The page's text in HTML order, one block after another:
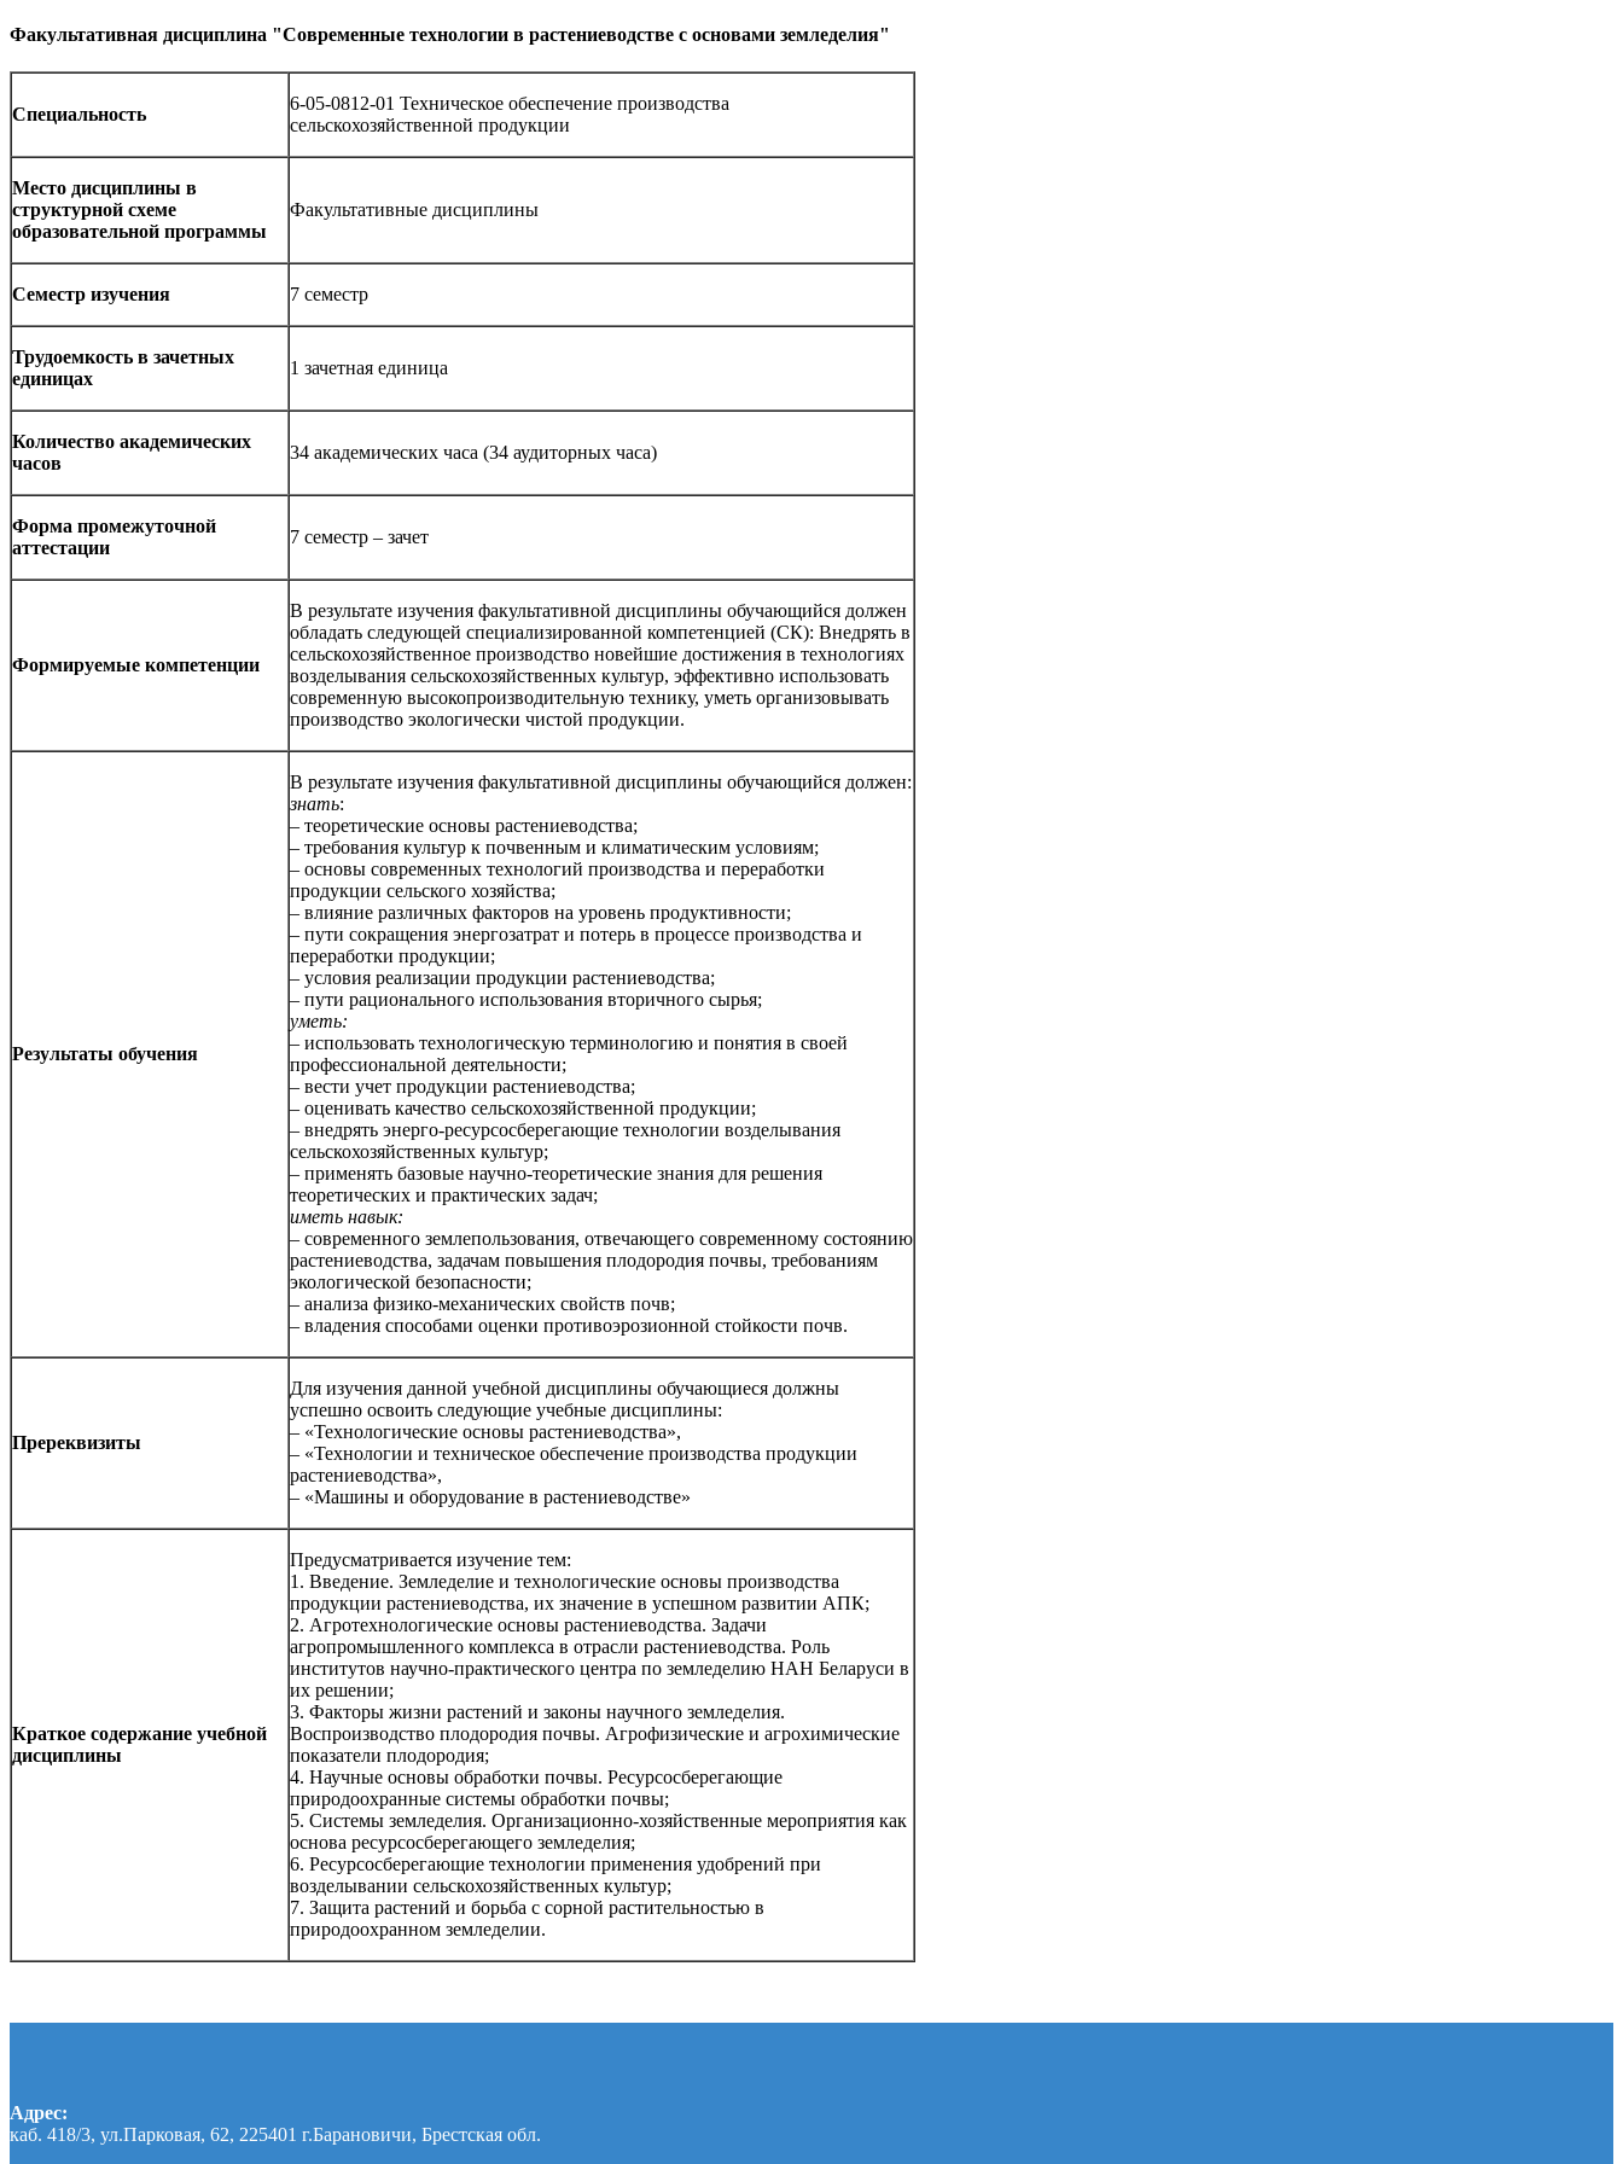
Факультативная дисциплина "Современные технологии в растениеводстве с основами земледелия"
Специальность
6-05-0812-01 Техническое обеспечение производства
сельскохозяйственной продукции
Место дисциплины в
структурной схеме
образовательной программы
Факультативные дисциплины
Семестр изучения 7 семестр
Трудоемкость в зачетных
единицах
1 зачетная единица
Количество академических
часов
34 академических часа (34 аудиторных часа)
Форма промежуточной
аттестации
7 семестр – зачет
Формируемые компетенции
В результате изучения факультативной дисциплины обучающийся должен
обладать следующей специализированной компетенцией (СК): Внедрять в
сельскохозяйственное производство новейшие достижения в технологиях
возделывания сельскохозяйственных культур, эффективно использовать
современную высокопроизводительную технику, уметь организовывать
производство экологически чистой продукции.
Результаты обучения
В результате изучения факультативной дисциплины обучающийся должен:
знать:
– теоретические основы растениеводства;
– требования культур к почвенным и климатическим условиям;
– основы современных технологий производства и переработки
продукции сельского хозяйства;
– влияние различных факторов на уровень продуктивности;
– пути сокращения энергозатрат и потерь в процессе производства и
переработки продукции;
– условия реализации продукции растениеводства;
– пути рационального использования вторичного сырья;
уметь:
– использовать технологическую терминологию и понятия в своей
профессиональной деятельности;
– вести учет продукции растениеводства;
– оценивать качество сельскохозяйственной продукции;
– внедрять энерго-ресурсосберегающие технологии возделывания
сельскохозяйственных культур;
– применять базовые научно-теоретические знания для решения
теоретических и практических задач;
иметь навык:
– современного землепользования, отвечающего современному состоянию
растениеводства, задачам повышения плодородия почвы, требованиям
экологической безопасности;
– анализа физико-механических свойств почв;
– владения способами оценки противоэрозионной стойкости почв.
Пререквизиты
Для изучения данной учебной дисциплины обучающиеся должны
успешно освоить следующие учебные дисциплины:
– «Технологические основы растениеводства»,
– «Технологии и техническое обеспечение производства продукции
растениеводства»,
– «Машины и оборудование в растениеводстве»
Краткое содержание учебной
дисциплины
Предусматривается изучение тем:
1. Введение. Земледелие и технологические основы производства
продукции растениеводства, их значение в успешном развитии АПК;
2. Агротехнологические основы растениеводства. Задачи
агропромышленного комплекса в отрасли растениеводства. Роль
институтов научно-практического центра по земледелию НАН Беларуси в
их решении;
3. Факторы жизни растений и законы научного земледелия.
Воспроизводство плодородия почвы. Агрофизические и агрохимические
показатели плодородия;
4. Научные основы обработки почвы. Ресурсосберегающие
природоохранные системы обработки почвы;
5. Системы земледелия. Организационно-хозяйственные мероприятия как
основа ресурсосберегающего земледелия;
6. Ресурсосберегающие технологии применения удобрений при
возделывании сельскохозяйственных культур;
7. Защита растений и борьба с сорной растительностью в
природоохранном земледелии.
Адрес:
каб. 418/3, ул.Парковая, 62, 225401 г.Барановичи, Брестская обл.